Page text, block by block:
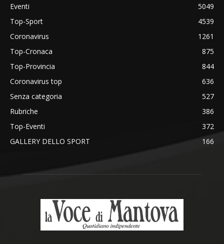
Eventi
5049
Top-Sport
4539
Coronavirus
1261
Top-Cronaca
875
Top-Provincia
844
Coronavirus top
636
Senza categoria
527
Rubriche
386
Top-Eventi
372
GALLERY DELLO SPORT
166